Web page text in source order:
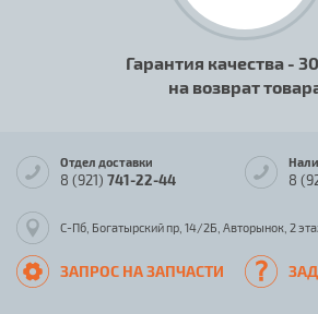
Гарантия качества -
на возврат
Отдел доставки
8 (921) 741-22-44 8
С-Пб, Богатырский пр, 14/2Б, Авторынок, 2
ЗАПРОС НА ЗАПЧАСТИ